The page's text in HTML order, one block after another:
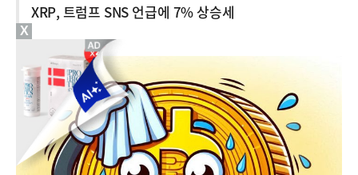
XRP, 트럼프 SNS 언급에 7% 상승세
X